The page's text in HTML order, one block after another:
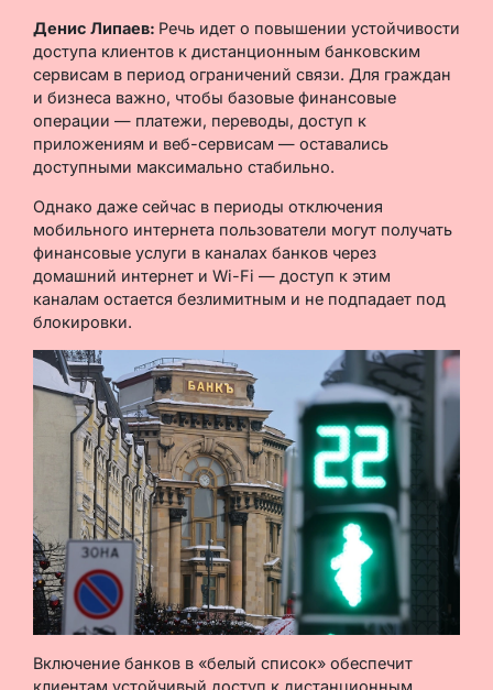
Денис Липаев: Речь идет о повышении устойчивости
доступа клиентов к дистанционным банковским
сервисам в период ограничений связи. Для граждан
и бизнеса важно, чтобы базовые финансовые
операции — платежи, переводы, доступ к
приложениям и веб-сервисам — оставались
доступными максимально стабильно.
Однако даже сейчас в периоды отключения
мобильного интернета пользователи могут получать
финансовые услуги в каналах банков через
домашний интернет и Wi-Fi — доступ к этим
каналам остается безлимитным и не подпадает под
блокировки.
Включение банков в «белый список» обеспечит